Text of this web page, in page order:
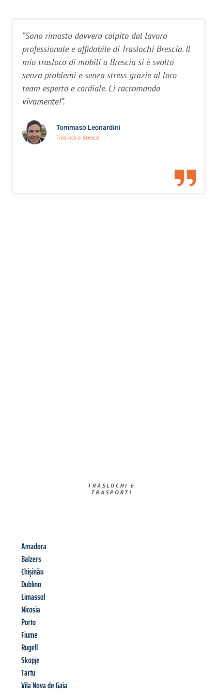
“Sono rimasto davvero colpito dal lavoro
professionale e affidabile di Traslochi Brescia. Il
mio trasloco di mobili a Brescia si è svolto
senza problemi e senza stress grazie al loro
team esperto e cordiale. Li raccomando
vivamente!”.
Tommaso Leonardini
Trasloco a Brescia
TRASLOCHI E
TRASPORTI​
Amadora
Balzers
Chișinău
Dublino
Limassol
Nicosia
Porto
Fiume
Rugell
Skopje
Tartu
Vila Nova de Gaia